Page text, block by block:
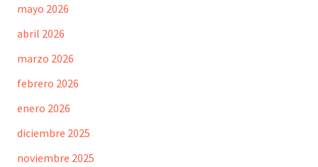
mayo 2026
abril 2026
marzo 2026
febrero 2026
enero 2026
diciembre 2025
noviembre 2025